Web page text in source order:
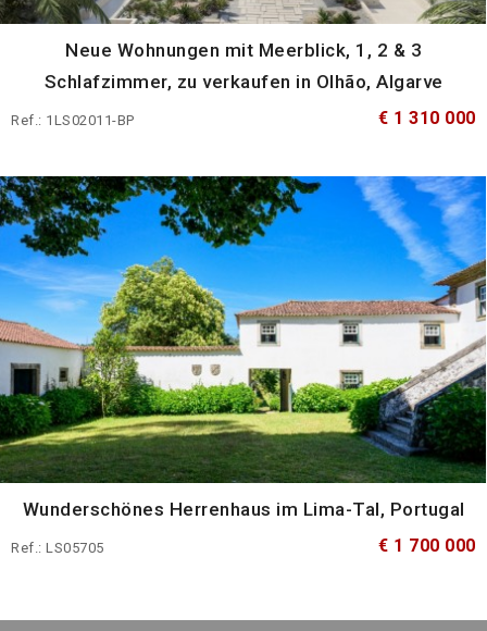
Neue Wohnungen mit Meerblick, 1, 2 & 3
Schlafzimmer, zu verkaufen in Olhão, Algarve
Ref.: 1LS02011-BP € 1 310 000
Wunderschönes Herrenhaus im Lima-Tal, Portugal
Ref.: LS05705 € 1 700 000